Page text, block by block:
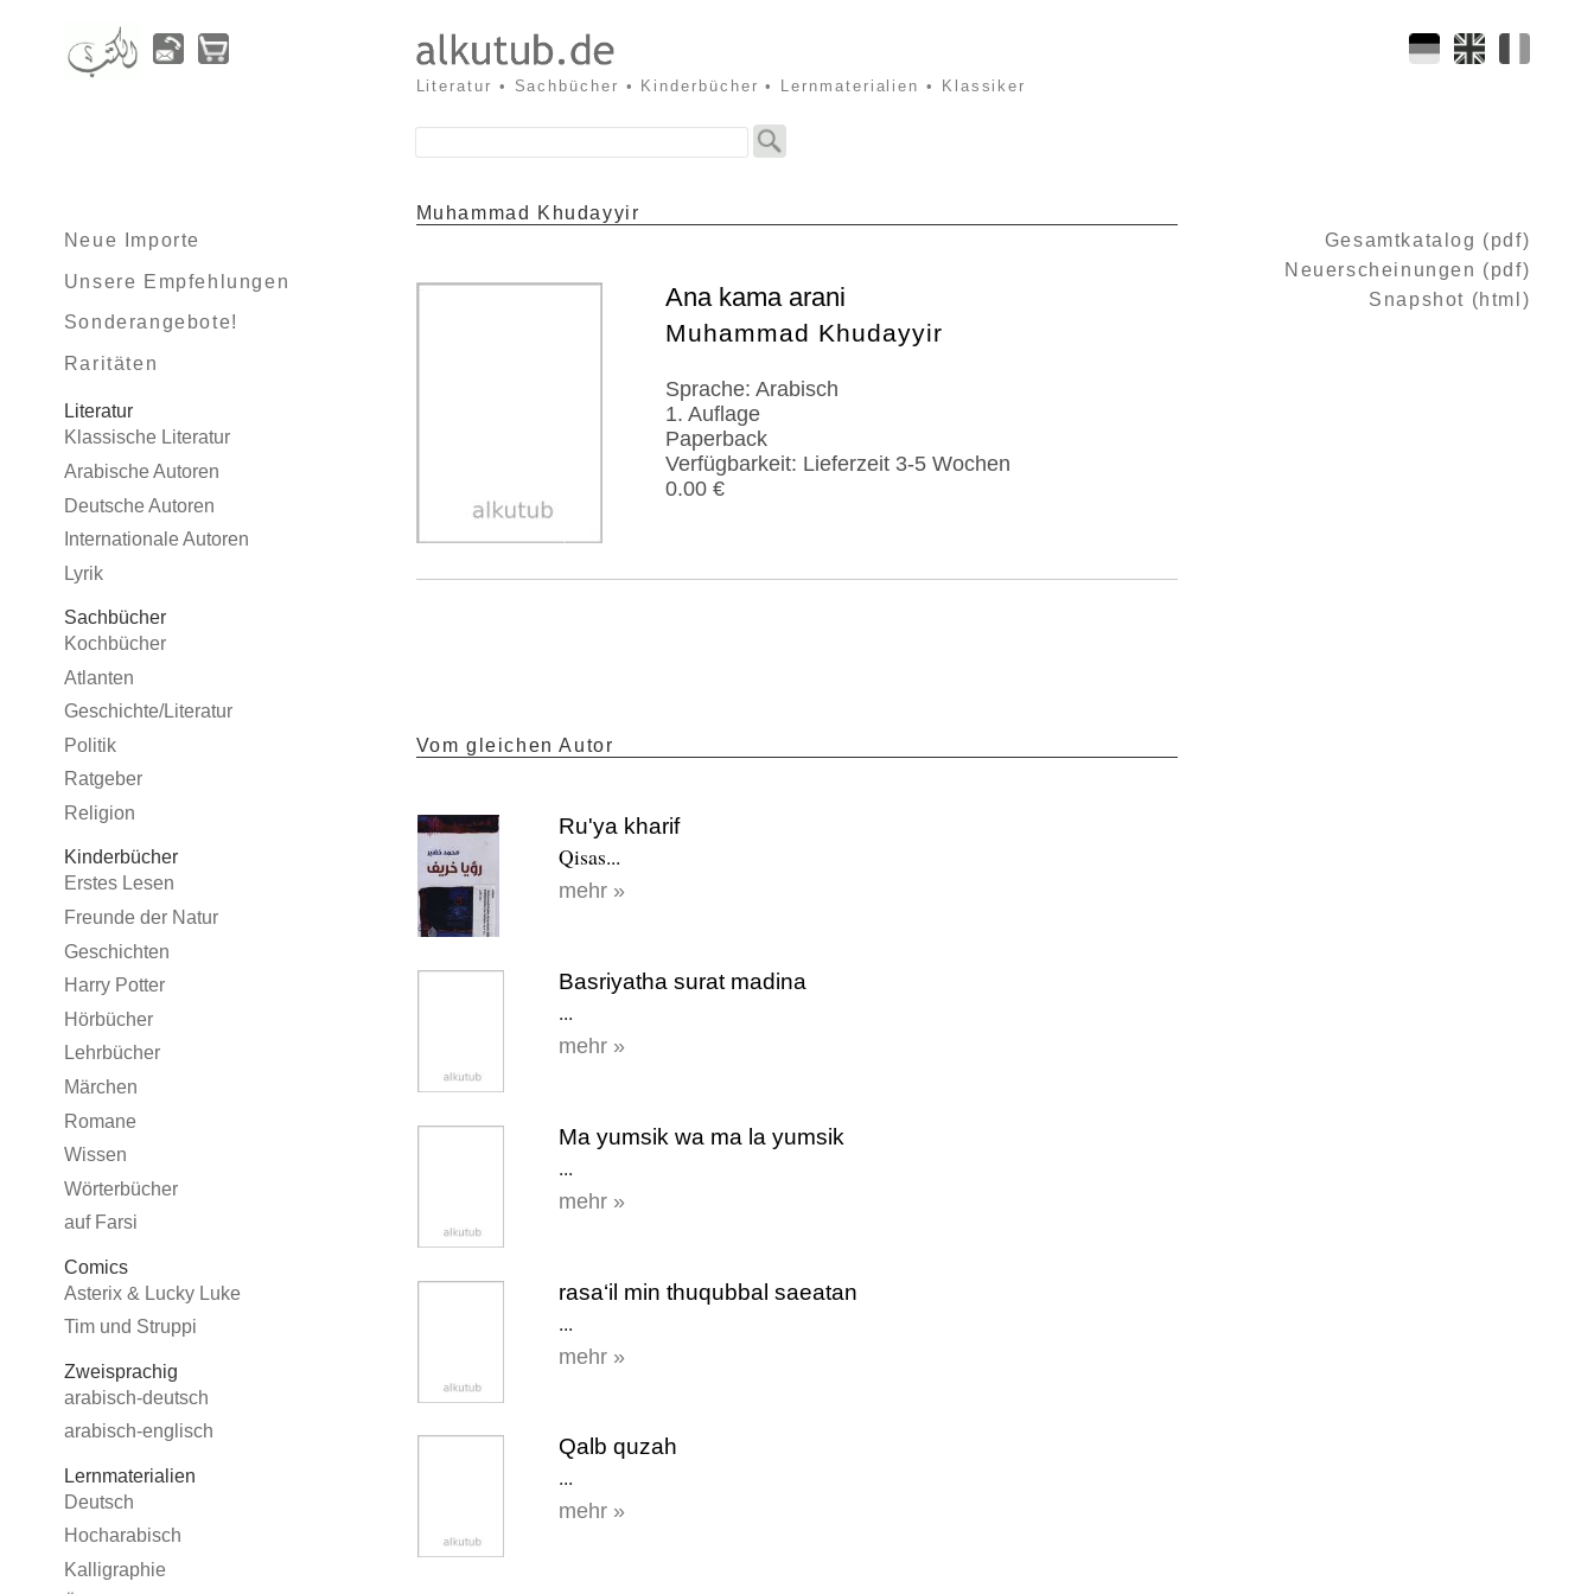
Literatur • Sachbücher • Kinderbücher • Lernmaterialien • Klassiker
Neue Importe
Unsere Empfehlungen
Sonderangebote!
Raritäten
Literatur
Klassische Literatur
Arabische Autoren
Deutsche Autoren
Internationale Autoren
Lyrik
Sachbücher
Kochbücher
Atlanten
Geschichte/Literatur
Politik
Ratgeber
Religion
Kinderbücher
Erstes Lesen
Freunde der Natur
Geschichten
Harry Potter
Hörbücher
Lehrbücher
Märchen
Romane
Wissen
Wörterbücher
auf Farsi
Comics
Asterix & Lucky Luke
Tim und Struppi
Zweisprachig
arabisch-deutsch
arabisch-englisch
Lernmaterialien
Deutsch
Hocharabisch
Kalligraphie
Muhammad Khudayyir
Ana kama arani
Muhammad Khudayyir
Sprache: Arabisch
1. Auflage
Paperback
Verfügbarkeit: Lieferzeit 3-5 Wochen
0.00 €
Vom gleichen Autor
Ru'ya kharif
Qisas...
mehr »
Basriyatha surat madina
...
mehr »
Ma yumsik wa ma la yumsik
...
mehr »
rasa‘il min thuqubbal saeatan
...
mehr »
Qalb quzah
...
mehr »
Gesamtkatalog (pdf)
Neuerscheinungen (pdf)
Snapshot (html)